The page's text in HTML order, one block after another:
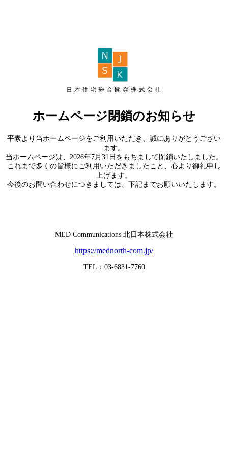
ホームページ閉鎖のお知らせ
平素より当ホームページをご利用いただき、誠にありがとうござい
ます。
当ホームページは、2026年7月31日をもちまして閉鎖いたしました。
これまで多くの皆様にご利用いただきましたこと、心より御礼申し
上げます。
今後のお問い合わせにつきましては、下記までお願いいたします。
MED Communications 北日本株式会社
https://mednorth-com.jp/
TEL：03-6831-7760